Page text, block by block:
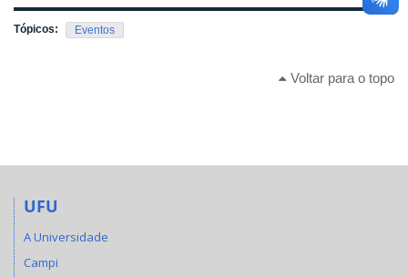
Tópicos: Eventos
Voltar para o topo
UFU
A Universidade
Campi